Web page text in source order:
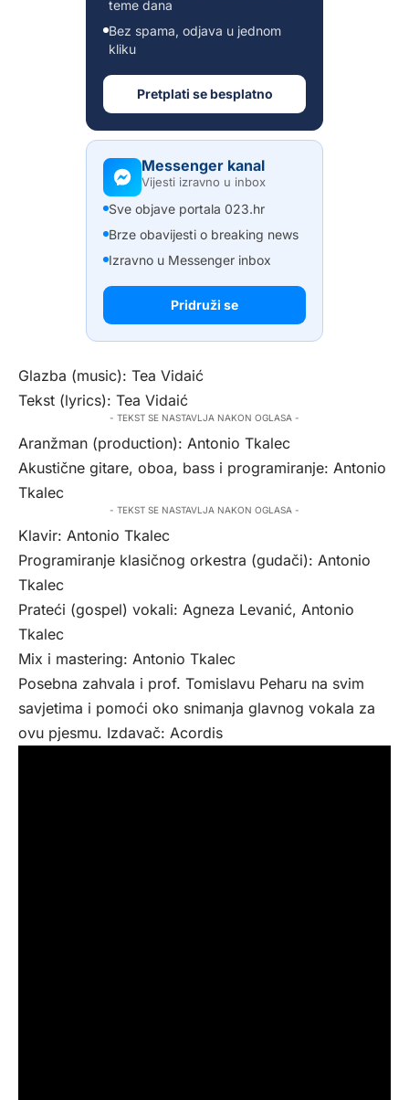
teme dana
Bez spama, odjava u jednom
kliku
Pretplati se besplatno
Messenger kanal
Vijesti izravno u inbox
Sve objave portala 023.hr
Brze obavijesti o breaking news
Izravno u Messenger inbox
Pridruži se
Glazba (music): Tea Vidaić
Tekst (lyrics): Tea Vidaić
- TEKST SE NASTAVLJA NAKON OGLASA -
Aranžman (production): Antonio Tkalec
Akustične gitare, oboa, bass i programiranje: Antonio
Tkalec
- TEKST SE NASTAVLJA NAKON OGLASA -
Klavir: Antonio Tkalec
Programiranje klasičnog orkestra (gudači): Antonio
Tkalec
Prateći (gospel) vokali: Agneza Levanić, Antonio
Tkalec
Mix i mastering: Antonio Tkalec
Posebna zahvala i prof. Tomislavu Peharu na svim
savjetima i pomoći oko snimanja glavnog vokala za
ovu pjesmu. Izdavač: Acordis